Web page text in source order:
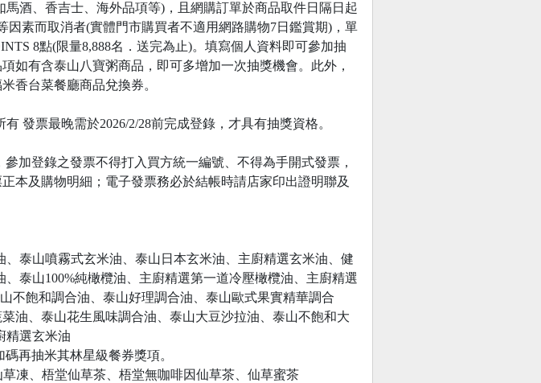
酒、香吉士、海外品項等)，且網購訂單於商品取件日隔日起
素而取消者(實體門市購買者不適用網路購物7日鑑賞期)，單
8點(限量8,888名．送完為止)。填寫個人資料即可參加抽
如有含泰山八寶粥商品，即可多增加一次抽獎機會。此外，
香台菜餐廳商品兌換券。
發票最晚需於2026/2/28前完成登錄，才具有抽獎資格。
加登錄之發票不得打入買方統一編號、不得為手開式發票，
本及購物明細；電子發票務必於結帳時請店家印出證明聯及
、泰山噴霧式玄米油、泰山日本玄米油、主廚精選玄米油、健
泰山100%純橄欖油、主廚精選第一道冷壓橄欖油、主廚精選
不飽和調合油、泰山好理調合油、泰山歐式果實精華調合
油、泰山花生風味調合油、泰山大豆沙拉油、泰山不飽和大
精選玄米油
再抽米其林星級餐券獎項。
凍、梧堂仙草茶、梧堂無咖啡因仙草茶、仙草蜜茶